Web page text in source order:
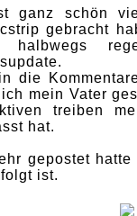
ganz schön
gebracht
halbwegs
die
mein Vater
treiben
hat.
gepostet
ist.